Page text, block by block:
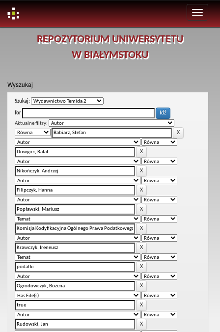
REPOZYTORIUM UNIWERSYTETU
W BIAŁYMSTOKU
Wyszukaj
Szukaj:
for
Aktualne filtry: